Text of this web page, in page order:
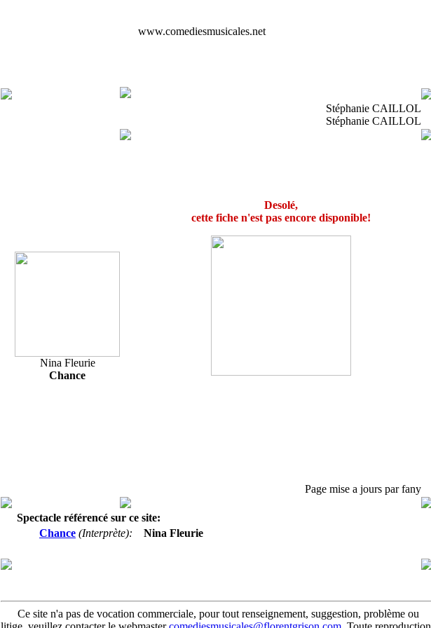
www.comediesmusicales.net
Nina Fleurie
Chance
Stéphanie CAILLOL
Stéphanie CAILLOL
Desolé,
cette fiche n'est pas encore disponible!
Page mise a jours par fany
Spectacle référencé sur ce site:
Chance (Interprète): Nina Fleurie
Ce site n'a pas de vocation commerciale, pour tout renseignement, suggestion, problème ou